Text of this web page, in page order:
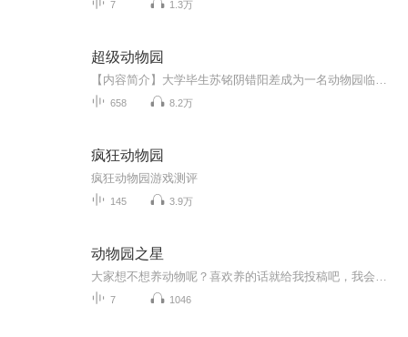
7 1.3万
超级动物园
658 8.2万
疯狂动物园
疯狂动物园游戏测评
145 3.9万
动物园之星
7 1046